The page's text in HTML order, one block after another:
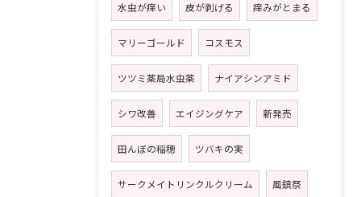
水虫が痒い 皮が剥げる 痒みがとまる
マリーゴールド コスモス
ツツミ薬局水虫薬 ナイアシンアミド
シワ改善 エイジングケア 新発売
田んぼの稲穂 ツバキの実
サークメイトリンクルクリーム 風鎮祭